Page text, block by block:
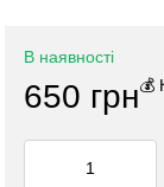
В наявності
650 грн💰